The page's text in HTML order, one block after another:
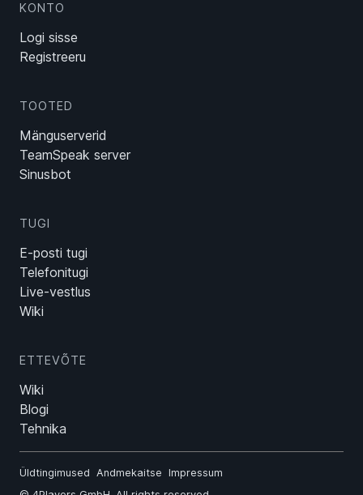
KONTO
Logi sisse
Registreeru
TOOTED
Mänguserverid
TeamSpeak server
Sinusbot
TUGI
E-posti tugi
Telefonitugi
Live-vestlus
Wiki
ETTEVÕTE
Wiki
Blogi
Tehnika
Üldtingimused Andmekaitse Impressum